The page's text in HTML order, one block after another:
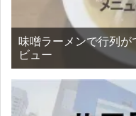
味噌ラーメンで行列が
ビュー